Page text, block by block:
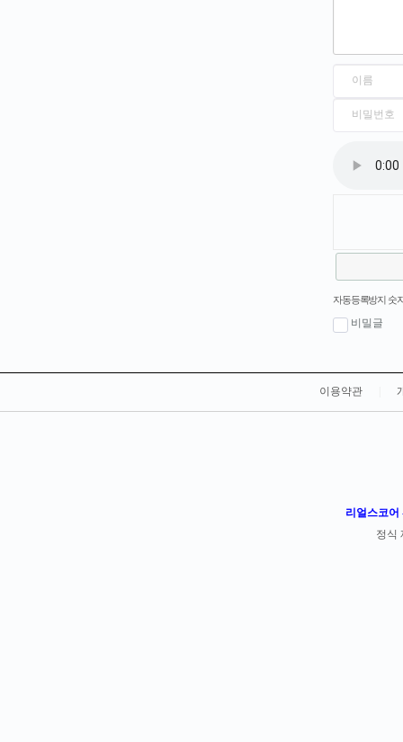
자동등록방지 숫
비밀글
이용약관
리얼스코어
정식